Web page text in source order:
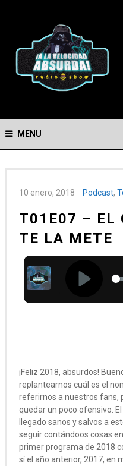
MENU
10 enero, 2018 Podcast,
T01E07 – EL
TE LA METE
¡Feliz 2018, absurdos!
replantearnos cuál es el
referirnos a nuestros fans,
quedar un poco ofensivo.
llegado sanos y salvos a
seguir contándoos cosas
primer programa de 2018
sí el año anterior, 2017, en